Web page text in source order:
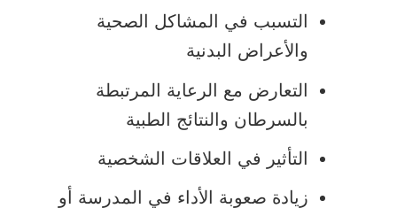
التسبب في المشاكل الصحية
والأعراض البدنية
التعارض مع الرعاية المرتبطة
بالسرطان والنتائج الطبية
التأثير في العلاقات الشخصية
زيادة صعوبة الأداء في المدرسة أو